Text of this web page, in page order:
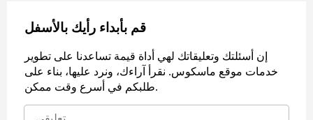
قم بأبداء رأيك بالأسفل
إن أسئلتك وتعليقاتك لهي أداة قيمة تساعدنا على تطوير
خدمات موقع ماسكوس. نقرأ آراءك، ونرد عليها، بناء على
طلبكم في أسرع وقت ممكن.